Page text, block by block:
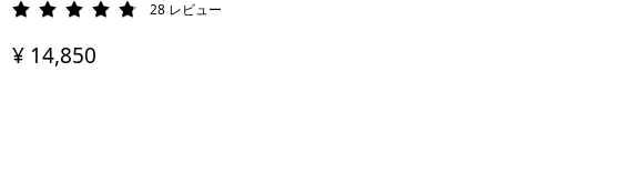
評価: 4.8 / 5
28 レビュー
¥ 14,850